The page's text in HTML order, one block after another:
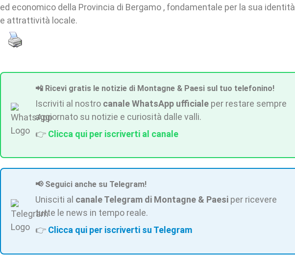
ed economico della Provincia di Bergamo , fondamentale per la sua identità
e attrattività locale.
📲 Ricevi gratis le notizie di Montagne & Paesi sul tuo telefonino!
Iscriviti al nostro canale WhatsApp ufficiale per restare sempre
aggiornato su notizie e curiosità dalle valli.
👉 Clicca qui per iscriverti al canale
📢 Seguici anche su Telegram!
Unisciti al canale Telegram di Montagne & Paesi per ricevere
tutte le news in tempo reale.
👉 Clicca qui per iscriverti su Telegram